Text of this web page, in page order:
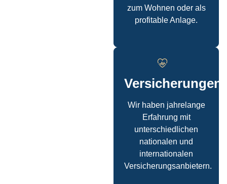
zum Wohnen oder als
profitable Anlage.
Versicherungen
Wir haben jahrelange
Erfahrung mit
unterschiedlichen
nationalen und
internationalen
Versicherungsanbietern.